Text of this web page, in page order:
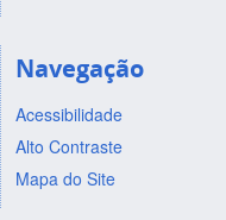
Navegação
Acessibilidade
Alto Contraste
Mapa do Site